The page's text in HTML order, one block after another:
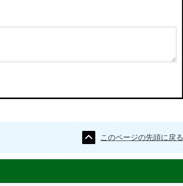
このページの先頭に戻る